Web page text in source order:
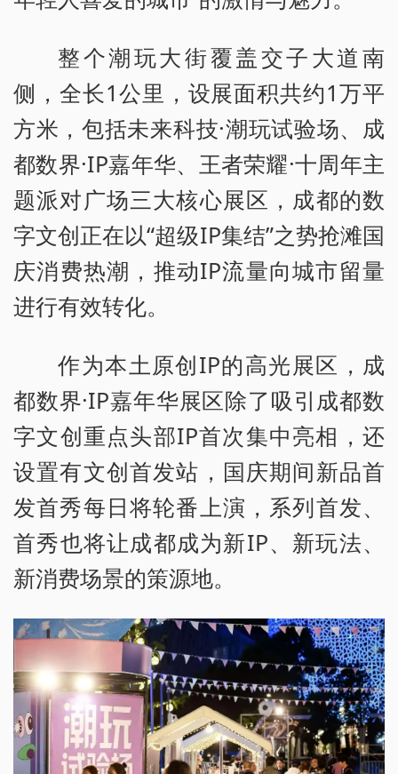
整个潮玩大街覆盖交子大道南
侧，全长1公里，设展面积共约1万平
方米，包括未来科技·潮玩试验场、成
都数界·IP嘉年华、王者荣耀·十周年主
题派对广场三大核心展区，成都的数
字文创正在以“超级IP集结”之势抢滩国
庆消费热潮，推动IP流量向城市留量
进行有效转化。
作为本土原创IP的高光展区，成
都数界·IP嘉年华展区除了吸引成都数
字文创重点头部IP首次集中亮相，还
设置有文创首发站，国庆期间新品首
发首秀每日将轮番上演，系列首发、
首秀也将让成都成为新IP、新玩法、
新消费场景的策源地。